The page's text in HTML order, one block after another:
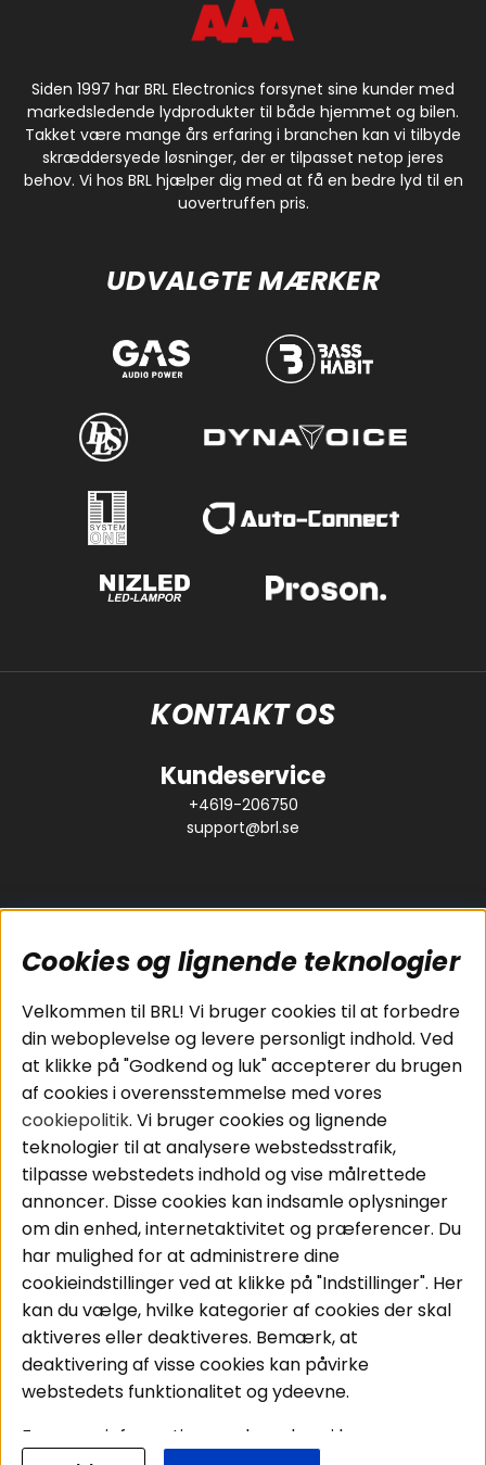
Siden 1997 har BRL Electronics forsynet sine kunder med
markedsledende lydprodukter til både hjemmet og bilen.
Takket være mange års erfaring i branchen kan vi tilbyde
skræddersyede løsninger, der er tilpasset netop jeres
behov. Vi hos BRL hjælper dig med at få en bedre lyd til en
uovertruffen pris.
UDVALGTE MÆRKER
KONTAKT OS
Kundeservice
+4619-206750
support@brl.se
Populære sider
Pakkeløsninger
Bilstereo
Højttalere
Forstærker
Smartphone
Tilbehør
Kabler
Kundeservice
Cookies
Handelsbetingelser
Personvernpolicy
Service / Garanti /
Retur
Områder
Bilstereo
Hjemmestereo
S
g på din bil
Følg os
Instagram
Facebook
Youtube
Cookies og lignende teknologier
Velkommen til BRL! Vi bruger cookies til at forbedre
din weboplevelse og levere personligt indhold. Ved
at klikke på "Godkend og luk" accepterer du brugen
af cookies i overensstemmelse med vores
cookiepolitik. Vi bruger cookies og lignende
teknologier til at analysere webstedsstrafik,
tilpasse webstedets indhold og vise målrettede
annoncer. Disse cookies kan indsamle oplysninger
om din enhed, internetaktivitet og præferencer. Du
har mulighed for at administrere dine
cookieindstillinger ved at klikke på "Indstillinger". Her
kan du vælge, hvilke kategorier af cookies der skal
aktiveres eller deaktiveres. Bemærk, at
deaktivering af visse cookies kan påvirke
webstedets funktionalitet og ydeevne.
For mere information om, hvordan vi bruger